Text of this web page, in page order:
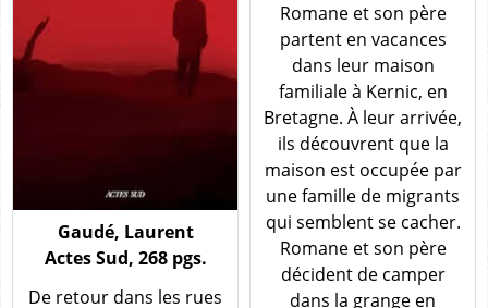
Romane et son père
partent en vacances
dans leur maison
familiale à Kernic, en
Bretagne. À leur arrivée,
ils découvrent que la
maison est occupée par
une famille de migrants
qui semblent se cacher.
Romane et son père
décident de camper
dans la grange en
Gaudé, Laurent
Actes Sud, 268 pgs.
De retour dans les rues